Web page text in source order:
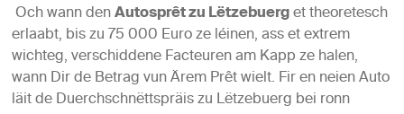
Och wann denAutosprêt zu Lëtzebuerget theoretesch
erlaabt, bis zu 75 000 Euro ze léinen, ass et extrem
wichteg, verschiddene Facteuren am Kapp ze halen,
wann Dir de Betrag vun Ärem Prêt wielt. Fir en neien Auto
läit de Duerchschnëttspräis zu Lëtzebuerg bei ronn